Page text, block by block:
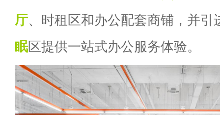
厅、时租区和办公配套商铺，并引
眠区提供一站式办公服务体验。